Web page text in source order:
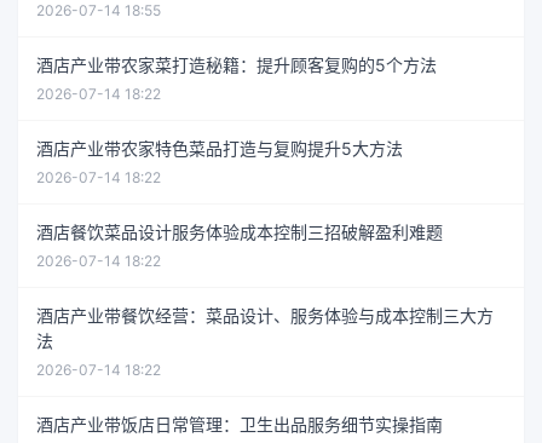
2026-07-14 18:55
酒店产业带农家菜打造秘籍：提升顾客复购的5个方法
2026-07-14 18:22
酒店产业带农家特色菜品打造与复购提升5大方法
2026-07-14 18:22
酒店餐饮菜品设计服务体验成本控制三招破解盈利难题
2026-07-14 18:22
酒店产业带餐饮经营：菜品设计、服务体验与成本控制三大方
法
2026-07-14 18:22
酒店产业带饭店日常管理：卫生出品服务细节实操指南